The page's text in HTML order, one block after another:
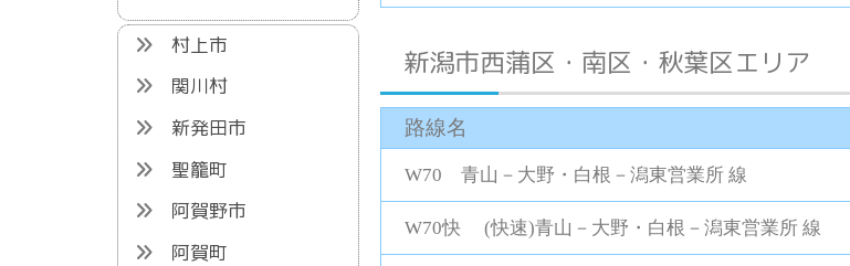
村上市
関川村
新発田市
聖籠町
阿賀野市
阿賀町
新潟市西蒲区・南区・秋葉区エリア
路線名
W70 青山－大野・白根－潟東営業所 線
W70快 (快速)青山－大野・白根－潟東営業所 線